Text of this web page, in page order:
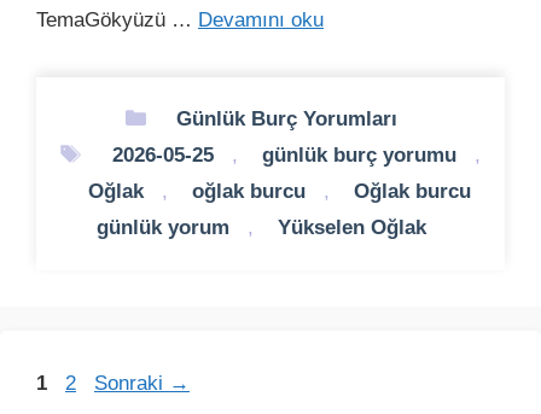
TemaGökyüzü … Devamını oku
Kategoriler
Günlük Burç Yorumları
Etiketler
2026-05-25 , günlük burç yorumu
,
Oğlak
, oğlak burcu ,
Oğlak burcu
günlük yorum
, Yükselen Oğlak
Sayfa
1 Sayfa
2 Sonraki →